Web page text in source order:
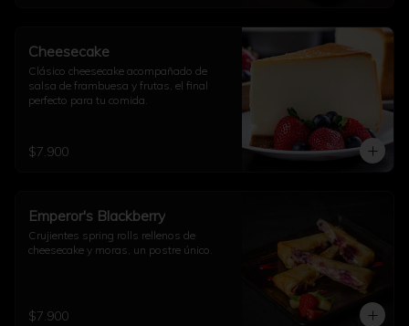
Cheesecake
Clásico cheesecake acompañado de
salsa de frambuesa y frutas, el final
perfecto para tu comida.
$7.900
Emperor's Blackberry
Crujientes spring rolls rellenos de
cheesecake y moras, un postre único.
$7.900